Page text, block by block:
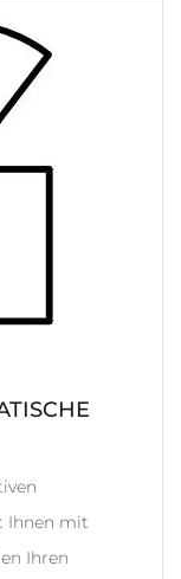
Ihnen mit
Ihren